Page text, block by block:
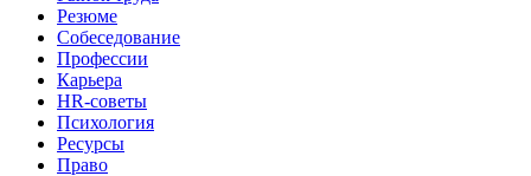
Резюме
Собеседование
Профессии
Карьера
HR-советы
Психология
Ресурсы
Право